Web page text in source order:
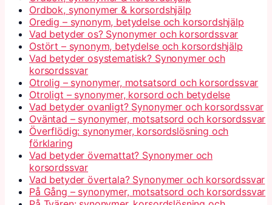
Ordbok, synonymer & korsordshjälp
Oredig – synonym, betydelse och korsordshjälp
Vad betyder os? Synonymer och korsordssvar
Ostört – synonym, betydelse och korsordshjälp
Vad betyder osystematisk? Synonymer och
korsordssvar
Otrolig – synonymer, motsatsord och korsordssvar
Otroligt – synonymer, korsord och betydelse
Vad betyder ovanligt? Synonymer och korsordssvar
Oväntad – synonymer, motsatsord och korsordssvar
Överflödig: synonymer, korsordslösning och
förklaring
Vad betyder övernattat? Synonymer och
korsordssvar
Vad betyder övertala? Synonymer och korsordssvar
På Gång – synonymer, motsatsord och korsordssvar